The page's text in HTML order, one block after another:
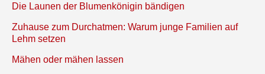
Die Launen der Blumenkönigin bändigen
Zuhause zum Durchatmen: Warum junge Familien auf
Lehm setzen
Mähen oder mähen lassen